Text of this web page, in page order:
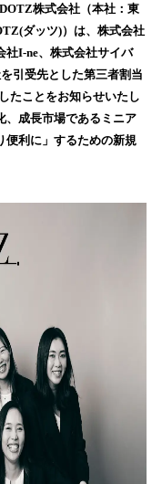
株式会社（本社：東
ダッツ)）は、株式会社
I‐ne、株式会社サイバ
引受先とした第三者割当
たことをお知らせいたし
、成長市場であるミニア
便利に」するための新規